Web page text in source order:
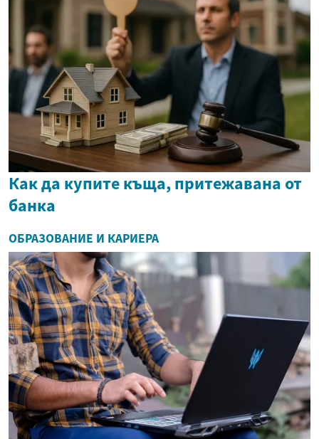
Как да купите къща, притежавана от
банка
ОБРАЗОВАНИЕ И КАРИЕРА